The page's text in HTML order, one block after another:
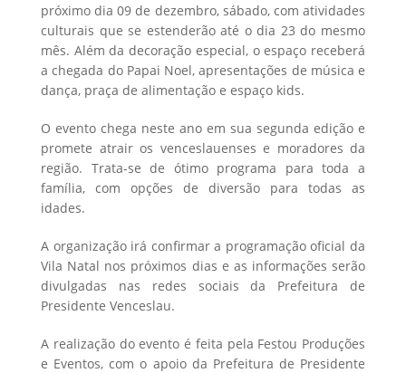
próximo dia 09 de dezembro, sábado, com atividades
culturais que se estenderão até o dia 23 do mesmo
mês. Além da decoração especial, o espaço receberá
a chegada do Papai Noel, apresentações de música e
dança, praça de alimentação e espaço kids.
O evento chega neste ano em sua segunda edição e
promete atrair os venceslauenses e moradores da
região. Trata-se de ótimo programa para toda a
família, com opções de diversão para todas as
idades.
A organização irá confirmar a programação oficial da
Vila Natal nos próximos dias e as informações serão
divulgadas nas redes sociais da Prefeitura de
Presidente Venceslau.
A realização do evento é feita pela Festou Produções
e Eventos, com o apoio da Prefeitura de Presidente